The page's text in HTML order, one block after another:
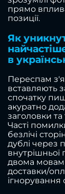
прямо
позиції.
Як
в
Переспам
вставляють
спочатку
акуратно
заголовки
Часті
безлічі
дублі через
внутрішньої
двома
доставки/
ігнорування